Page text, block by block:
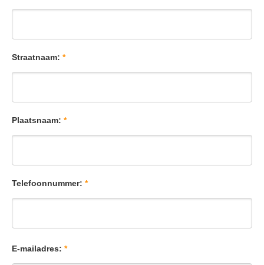
Straatnaam: *
Plaatsnaam: *
Telefoonnummer: *
E-mailadres: *